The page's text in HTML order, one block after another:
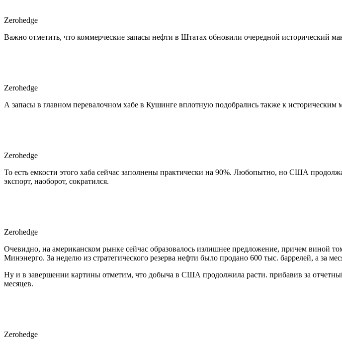
Zerohedge
Важно отметить, что коммерческие запасы нефти в Штатах обновили очередной исторический
Zerohedge
А запасы в главном перевалочном хабе в Кушинге вплотную подобрались также к историческим
Zerohedge
То есть емкости этого хаба сейчас заполнены практически на 90%. Любопытно, но США
экспорт, наоборот, сократился.
Zerohedge
Очевидно, на американском рынке сейчас образовалось излишнее предложение, причем виной
Минэнерго. За неделю из стратегического резерва нефти было продано 600 тыс. баррелей, а за
Ну и в завершении картины отметим, что добыча в США продолжила расти. прибавив за
месяцев.
Zerohedge